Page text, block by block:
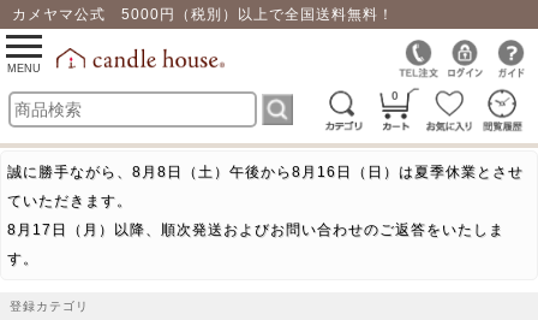
カメヤマ公式 5000円（税別）以上で全国送料無料！
0
toggle
navigation
MENU
誠に勝手ながら、8月8日（土）午後から8月16日（日）は夏季休業とさせ
ていただきます。
8月17日（月）以降、順次発送およびお問い合わせのご返答をいたしま
す。
登録カテゴリ